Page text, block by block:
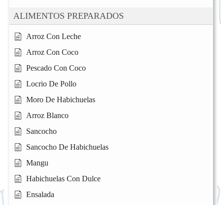
ALIMENTOS PREPARADOS
Arroz Con Leche
Arroz Con Coco
Pescado Con Coco
Locrio De Pollo
Moro De Habichuelas
Arroz Blanco
Sancocho
Sancocho De Habichuelas
Mangu
Habichuelas Con Dulce
Ensalada